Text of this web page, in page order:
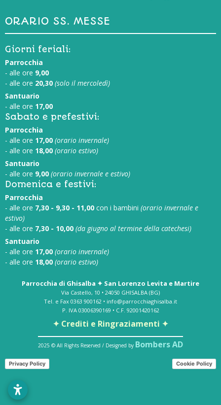
ORARIO SS. MESSE
Giorni feriali:
Parrocchia
- alle ore 9,00
- alle ore 20,30 (solo il mercoledì)
Santuario
- alle ore 17,00
Sabato e prefestivi:
Parrocchia
- alle ore 17,00 (orario invernale)
- alle ore 18,00 (orario estivo)
Santuario
- alle ore 9,00 (orario invernale e estivo)
Domenica e festivi:
Parrocchia
- alle ore 7,30 - 9,30 - 11,00 con i bambini (orario invernale e
estivo)
- alle ore 7,30 - 10,00 (da giugno al termine della catechesi)
Santuario
- alle ore 17,00 (orario invernale)
- alle ore 18,00 (orario estivo)
Parrocchia di Ghisalba ✦ San Lorenzo Levita e Martire
Via Castello, 10 • 24050 GHISALBA (BG)
Tel. e Fax 0363 900162 • info@parrocchiaghisalba.it
P. IVA 03006390169 • C.F. 92001420162
✦ Crediti e Ringraziamenti ✦
2025 © All Rights Reserved / Designed by Bombers AD
Privacy Policy Cookie Policy